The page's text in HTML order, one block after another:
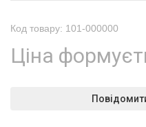
Код товару: 101-000000
Ціна